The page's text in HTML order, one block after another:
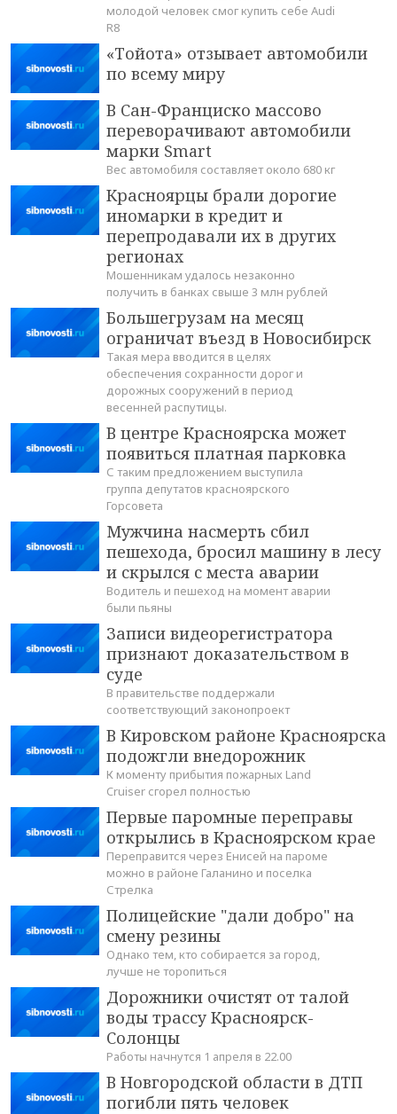
молодой человек смог купить себе Audi
R8
«Тойота» отзывает автомобили
по всему миру
В Сан-Франциско массово
переворачивают автомобили
марки Smart
Вес автомобиля составляет около 680 кг
Красноярцы брали дорогие
иномарки в кредит и
перепродавали их в других
регионах
Мошенникам удалось незаконно
получить в банках свыше 3 млн рублей
Большегрузам на месяц
ограничат въезд в Новосибирск
Такая мера вводится в целях
обеспечения сохранности дорог и
дорожных сооружений в период
весенней распутицы.
В центре Красноярска может
появиться платная парковка
С таким предложением выступила
группа депутатов красноярского
Горсовета
Мужчина насмерть сбил
пешехода, бросил машину в лесу
и скрылся с места аварии
Водитель и пешеход на момент аварии
были пьяны
Записи видеорегистратора
признают доказательством в
суде
В правительстве поддержали
соответствующий законопроект
В Кировском районе Красноярска
подожгли внедорожник
К моменту прибытия пожарных Land
Cruiser сгорел полностью
Первые паромные переправы
открылись в Красноярском крае
Переправится через Енисей на пароме
можно в районе Галанино и поселка
Стрелка
Полицейские "дали добро" на
смену резины
Однако тем, кто собирается за город,
лучше не торопиться
Дорожники очистят от талой
воды трассу Красноярск-
Солонцы
Работы начнутся 1 апреля в 22.00
В Новгородской области в ДТП
погибли пять человек